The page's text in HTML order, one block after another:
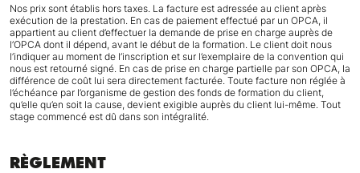
Nos prix sont établis hors taxes. La facture est adressée au client après
exécution de la prestation. En cas de paiement effectué par un OPCA, il
appartient au client d’effectuer la demande de prise en charge auprès de
l’OPCA dont il dépend, avant le début de la formation. Le client doit nous
l’indiquer au moment de l’inscription et sur l’exemplaire de la convention qui
nous est retourné signé. En cas de prise en charge partielle par son OPCA, la
différence de coût lui sera directement facturée. Toute facture non réglée à
l’échéance par l’organisme de gestion des fonds de formation du client,
qu’elle qu’en soit la cause, devient exigible auprès du client lui-même. Tout
stage commencé est dû dans son intégralité.
RÈGLEMENT